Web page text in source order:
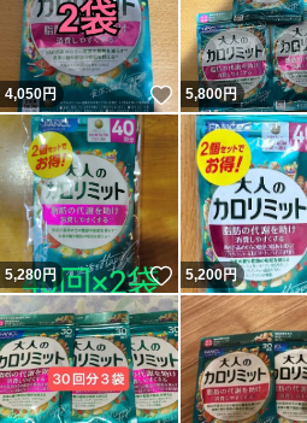
4,050円 いいね！
5,800円
5,280円 いいね！
5,200円